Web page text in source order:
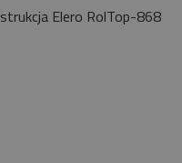
Elero RolTop-868